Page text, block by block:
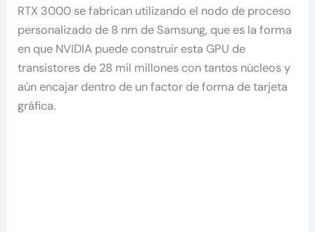
RTX 3000 se fabrican utilizando el nodo de proceso
personalizado de 8 nm de Samsung, que es la forma
en que NVIDIA puede construir esta GPU de
transistores de 28 mil millones con tantos núcleos y
aún encajar dentro de un factor de forma de tarjeta
gráfica.